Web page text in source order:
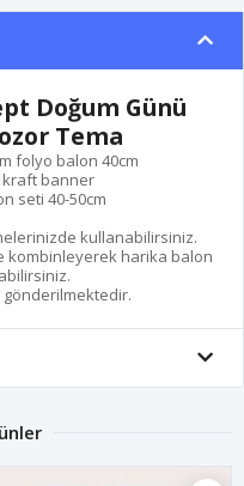
Doğum Günü
Tema
folyo balon 40cm
kraft banner
seti 40-50cm
kullanabilirsiniz.
kombinleyerek harika balon